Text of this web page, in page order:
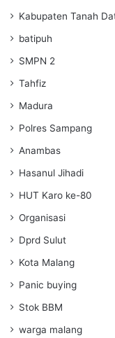
Kabupaten Tanah
batipuh
SMPN 2
Tahfiz
Madura
Polres Sampang
Anambas
Hasanul Jihadi
HUT Karo ke-80
Organisasi
Dprd Sulut
Kota Malang
Panic buying
Stok BBM
warga malang